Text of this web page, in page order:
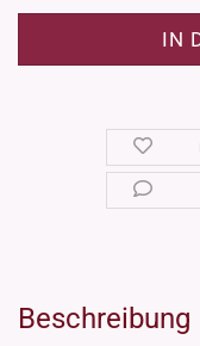
Beschreibung